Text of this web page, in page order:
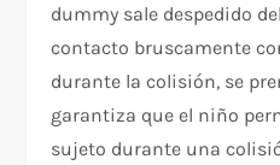
dummy sale despedido
contacto bruscamente
durante la colisión, se
garantiza que el niño
sujeto durante una